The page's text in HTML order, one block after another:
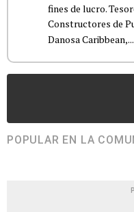
fines de lucro.
Constructores de
Danosa Caribbean,...
POPULAR EN LA